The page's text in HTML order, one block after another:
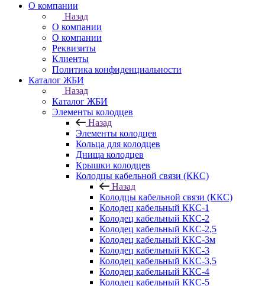
О компании
Назад
О компании
О компании
Реквизиты
Клиенты
Политика конфиденциальности
Каталог ЖБИ
Назад
Каталог ЖБИ
Элементы колодцев
Назад
Элементы колодцев
Кольца для колодцев
Днища колодцев
Крышки колодцев
Колодцы кабельной связи (ККС)
Назад
Колодцы кабельной связи (ККС)
Колодец кабельный ККС-1
Колодец кабельный ККС-2
Колодец кабельный ККС-2,5
Колодец кабельный ККС-3м
Колодец кабельный ККС-3
Колодец кабельный ККС-3,5
Колодец кабельный ККС-4
Колодец кабельный ККС-5